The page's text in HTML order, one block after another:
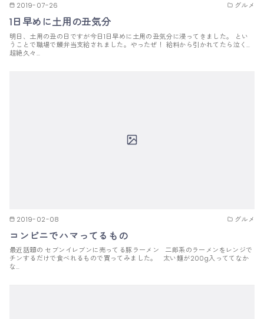
2019-07-26 グルメ
1日早めに土用の丑気分
明日、土用の丑の日ですが今日1日早めに土用の丑気分に浸ってきました。 とい
うことで職場で鰻弁当支給されました。やったぜ！ 給料から引かれてたら泣く…
超絶久々…
2019-02-08 グルメ
コンビニでハマってるもの
最近話題の セブンイレブンに売ってる豚ラーメン 二郎系のラーメンをレンジで
チンするだけで食べれるもので買ってみました。 太い麺が200g入っててなか
な…